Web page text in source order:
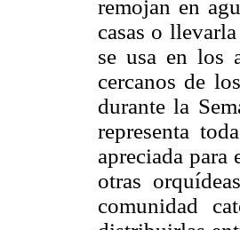
remojan en
casas o
se usa en los
cercanos de
durante la
representa
apreciada para
otras
comunidad